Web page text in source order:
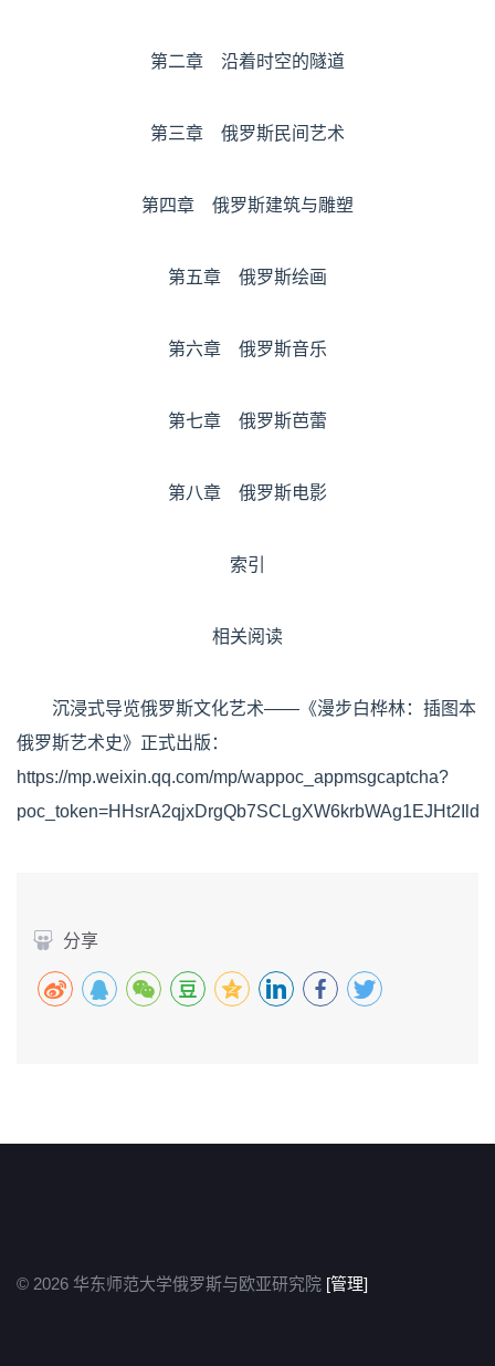
第二章 沿着时空的隧道
第三章 俄罗斯民间艺术
第四章 俄罗斯建筑与雕塑
第五章 俄罗斯绘画
第六章 俄罗斯音乐
第七章 俄罗斯芭蕾
第八章 俄罗斯电影
索引
相关阅读
沉浸式导览俄罗斯文化艺术——《漫步白桦林：插图本
俄罗斯艺术史》正式出版：
https://mp.weixin.qq.com/mp/wappoc_appmsgcaptcha?
分享
© 2026 华东师范大学俄罗斯与欧亚研究院 [管理]